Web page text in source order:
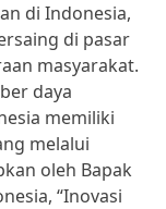
di Indonesia,
di pasar
masyarakat.
daya
memiliki
melalui
oleh Bapak
“Inovasi